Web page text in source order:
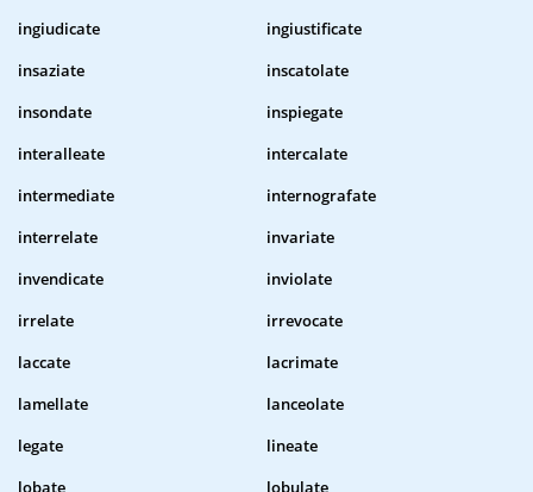
ingiudicate
ingiustificate
insaziate
inscatolate
insondate
inspiegate
interalleate
intercalate
intermediate
internografate
interrelate
invariate
invendicate
inviolate
irrelate
irrevocate
laccate
lacrimate
lamellate
lanceolate
legate
lineate
lobate
lobulate